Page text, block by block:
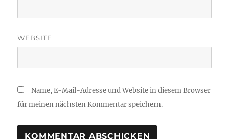
WEBSITE
Name, E-Mail-Adresse und Website in diesem Browser
für meinen nächsten Kommentar speichern.